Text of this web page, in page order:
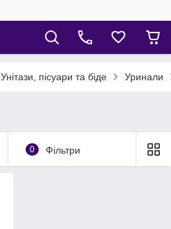
Унітази, пісуари та біде Уринали
0 Фільтри